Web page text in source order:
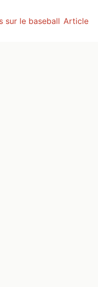
sur le baseball Article